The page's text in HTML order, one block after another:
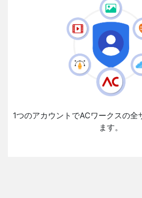
1つのアカウントでACワークスの全
ます。